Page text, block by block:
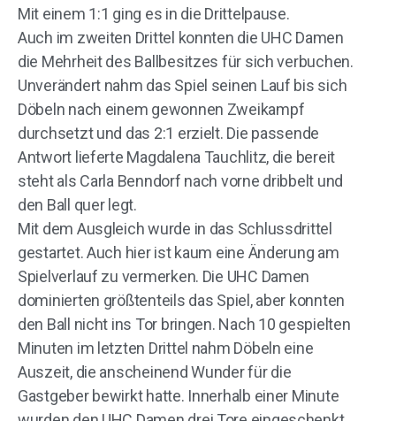
Mit einem 1:1 ging es in die Drittelpause.
Auch im zweiten Drittel konnten die UHC Damen
die Mehrheit des Ballbesitzes für sich verbuchen.
Unverändert nahm das Spiel seinen Lauf bis sich
Döbeln nach einem gewonnen Zweikampf
durchsetzt und das 2:1 erzielt. Die passende
Antwort lieferte Magdalena Tauchlitz, die bereit
steht als Carla Benndorf nach vorne dribbelt und
den Ball quer legt.
Mit dem Ausgleich wurde in das Schlussdrittel
gestartet. Auch hier ist kaum eine Änderung am
Spielverlauf zu vermerken. Die UHC Damen
dominierten größtenteils das Spiel, aber konnten
den Ball nicht ins Tor bringen. Nach 10 gespielten
Minuten im letzten Drittel nahm Döbeln eine
Auszeit, die anscheinend Wunder für die
Gastgeber bewirkt hatte. Innerhalb einer Minute